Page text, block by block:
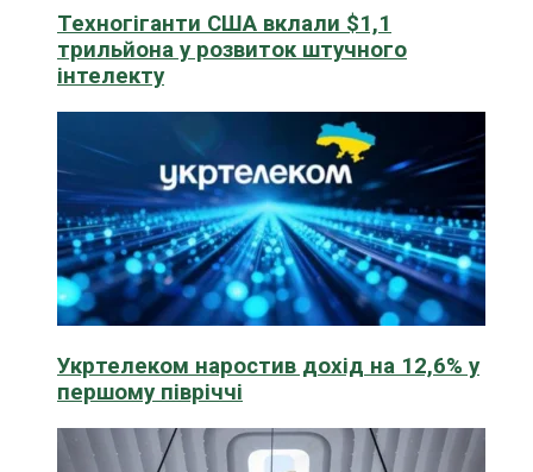
Техногіганти США вклали $1,1
трильйона у розвиток штучного
інтелекту
Укртелеком наростив дохід на 12,6% у
першому півріччі